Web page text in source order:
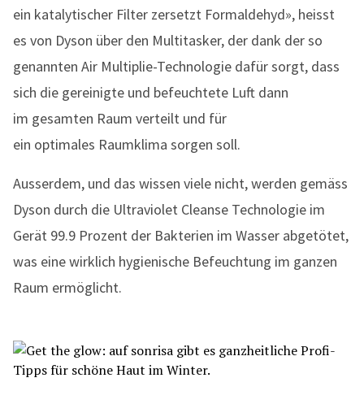
ein katalytischer Filter zersetzt Formaldehyd», heisst
es von Dyson über den Multitasker, der dank der so
genannten Air Multiplie-Technologie dafür sorgt, dass
sich die gereinigte und befeuchtete Luft dann
im gesamten Raum verteilt und für
ein optimales Raumklima sorgen soll.
Ausserdem, und das wissen viele nicht, werden gemäss
Dyson durch die Ultraviolet Cleanse Technologie im
Gerät 99.9 Prozent der Bakterien im Wasser abgetötet,
was eine wirklich hygienische Befeuchtung im ganzen
Raum ermöglicht.